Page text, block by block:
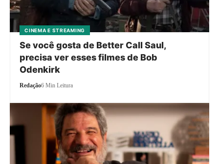
CINEMA E STREAMING
Se você gosta de Better Call Saul,
precisa ver esses filmes de Bob
Odenkirk
Redação6 Min Leitura